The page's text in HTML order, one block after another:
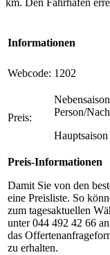
km. Den Fährhafen
Informationen
Webcode: 1202
Preis:
Person/
Preis-Informationen
Damit Sie von den
eine Preisliste. So
zum tagesaktuellen
unter 044 492 42 66
das
zu erhalten.